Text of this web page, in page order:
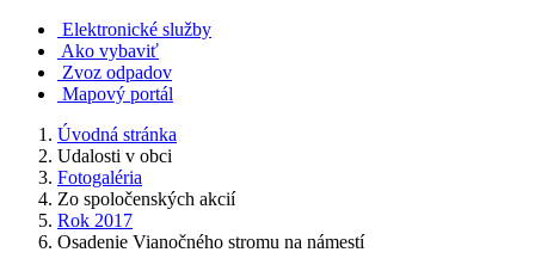
Elektronické služby
Ako vybaviť
Zvoz odpadov
Mapový portál
Úvodná stránka
Udalosti v obci
Fotogaléria
Zo spoločenských akcií
Rok 2017
Osadenie Vianočného stromu na námestí